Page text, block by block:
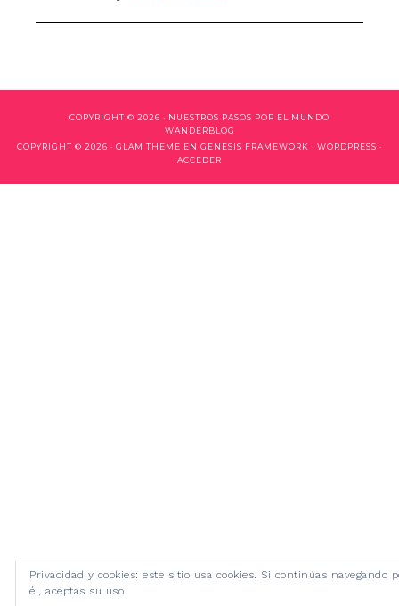
COPYRIGHT © 2026 · NUESTROS PASOS POR EL MUNDO
WANDERBLOG
COPYRIGHT © 2026 · GLAM THEME EN GENESIS FRAMEWORK · WORDPRESS ·
ACCEDER
Privacidad y cookies: este sitio usa cookies. Si continúas navegando
él, aceptas su uso.